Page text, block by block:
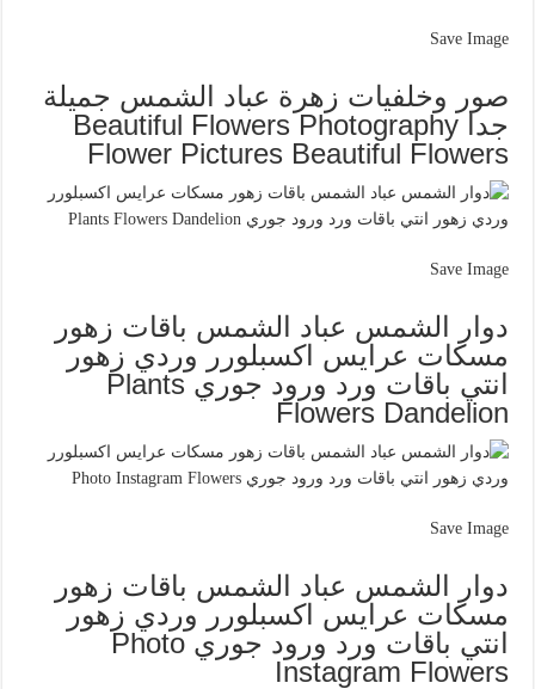
Save Image
صور وخلفيات زهرة عباد الشمس جميلة
جدا Beautiful Flowers Photography
Flower Pictures Beautiful Flowers
Save Image
دوار الشمس عباد الشمس باقات زهور
مسكات عرايس اكسبلورر وردي زهور
انتي باقات ورد ورود جوري Plants
Flowers Dandelion
Save Image
دوار الشمس عباد الشمس باقات زهور
مسكات عرايس اكسبلورر وردي زهور
انتي باقات ورد ورود جوري Photo
Instagram Flowers